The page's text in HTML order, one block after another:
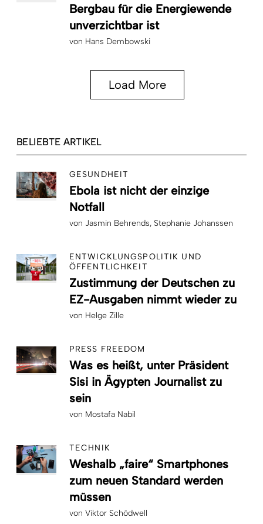
Bergbau für die Energiewende
unverzichtbar ist
von Hans Dembowski
Load More
BELIEBTE ARTIKEL
GESUNDHEIT
Ebola ist nicht der einzige
Notfall
von Jasmin Behrends Stephanie Johanssen
ENTWICKLUNGSPOLITIK UND
ÖFFENTLICHKEIT
Zustimmung der Deutschen zu
EZ-Ausgaben nimmt wieder zu
von Helge Zille
PRESS FREEDOM
Was es heißt, unter Präsident
Sisi in Ägypten Journalist zu
sein
von Mostafa Nabil
TECHNIK
Weshalb „faire“ Smartphones
zum neuen Standard werden
müssen
von Viktor Schödwell